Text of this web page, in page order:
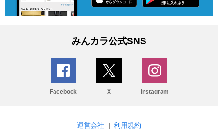
みんカラ公式SNS
Facebook X Instagram
運営会社 | 利用規約